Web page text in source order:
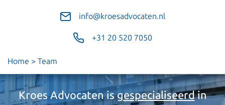
info@kroesadvocaten.nl
+31 20 520 7050
Home > Team
Kroes Advocaten isgespecialiseerdin